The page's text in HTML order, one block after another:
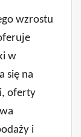
wzrostu
w
się na
oferty
i